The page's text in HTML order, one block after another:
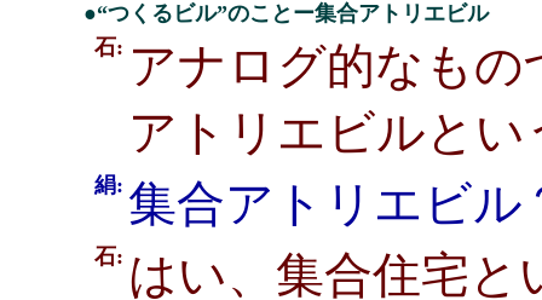
●“つくるビル”のことー集合アトリエビル
石: アナログ的なも
アトリエビルと
絹: 集合アトリエビル
石: はい、集合住宅